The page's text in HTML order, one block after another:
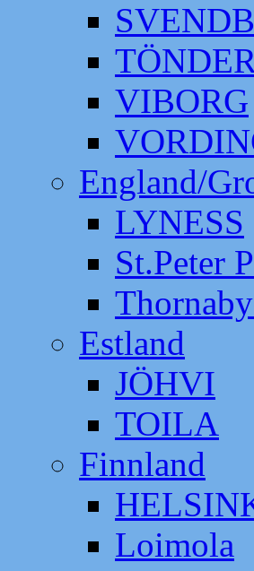
VIBORG
England/
LYNESS
St.Peter
Estland
JÖHVI
TOILA
Finnland
Loimola